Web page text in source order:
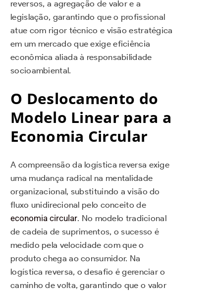
reversos, a agregação de valor e a
legislação, garantindo que o profissional
atue com rigor técnico e visão estratégica
em um mercado que exige eficiência
econômica aliada à responsabilidade
socioambiental.
O Deslocamento do
Modelo Linear para a
Economia Circular
A compreensão da logística reversa exige
uma mudança radical na mentalidade
organizacional, substituindo a visão do
fluxo unidirecional pelo conceito de
economia circular. No modelo tradicional
de cadeia de suprimentos, o sucesso é
medido pela velocidade com que o
produto chega ao consumidor. Na
logística reversa, o desafio é gerenciar o
caminho de volta, garantindo que o valor